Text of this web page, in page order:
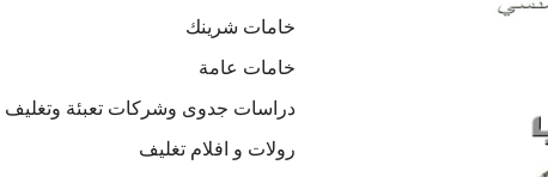
خامات شرينك
خامات عامة
دراسات جدوى وشركات تعبئة وتغليف
رولات و افلام تغليف